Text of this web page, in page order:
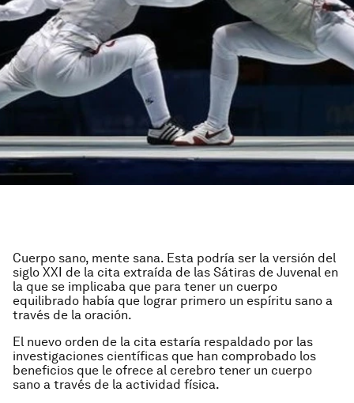
Cuerpo sano, mente sana. Esta podría ser la versión del
siglo XXI de la cita extraída de las Sátiras de Juvenal en
la que se implicaba que para tener un cuerpo
equilibrado había que lograr primero un espíritu sano a
través de la oración.
El nuevo orden de la cita estaría respaldado por las
investigaciones científicas que han comprobado los
beneficios que le ofrece al cerebro tener un cuerpo
sano a través de la actividad física.